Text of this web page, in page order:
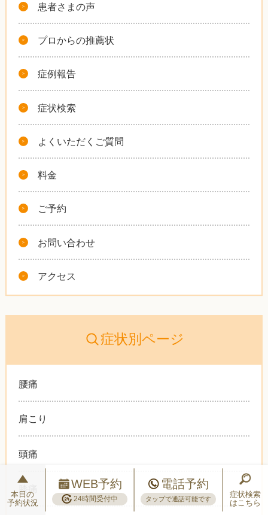
患者さまの声
プロからの推薦状
症例報告
症状検索
よくいただくご質問
料金
ご予約
お問い合わせ
アクセス
症状別ページ
腰痛
肩こり
頭痛
膝痛
本日の
予約状況
WEB予約
24時間受付中
電話予約
タップで通話可能です
症状検索
はこちら